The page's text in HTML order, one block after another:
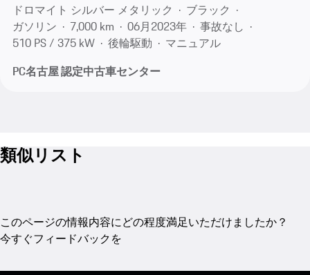
ドロマイト シルバー メタリック
ブラック
ガソリン
7,000 km 06月​2023年
事故なし
510 PS / 375 kW
後輪駆動
マニュアル
PC名古屋 認定中古車センター
類似リスト
このページの情報内容にどの程度満足いただけましたか？
今すぐフィードバックを